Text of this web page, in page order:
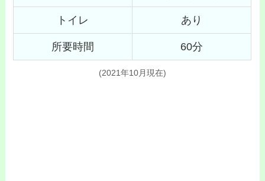
トイレ あり
所要時間 60分
(2021年10月現在)